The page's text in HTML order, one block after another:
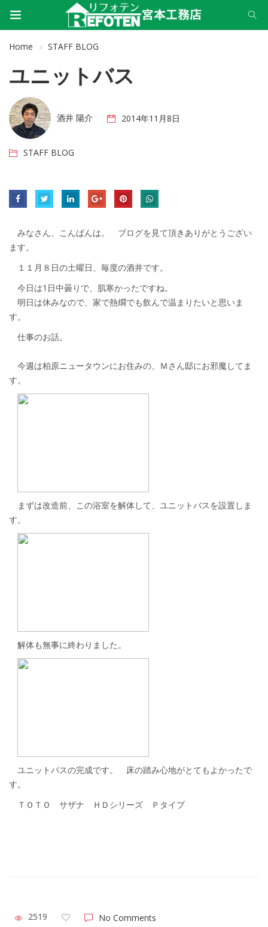
Home STAFF BLOG
ユニットバス
酒井 陽介 2014年11月8日
STAFF BLOG
みなさん、こんばんは。 ブログを見て頂きありがとうござい
ます。
１１月８日の土曜日、毎度の酒井です。
今日は1日中曇りで、肌寒かったですね。
明日は休みなので、家で熱燗でも飲んで温まりたいと思いま
す。
仕事のお話。
今週は柏原ニュータウンにお住みの、Ｍさん邸にお邪魔してま
す。
まずは改造前、この浴室を解体して、ユニットバスを設置しま
す。
解体も無事に終わりました。
ユニットバスの完成です。 床の踏み心地がとてもよかったで
す。
ＴＯＴＯ サザナ ＨＤシリーズ Ｐタイプ
2519 No Comments